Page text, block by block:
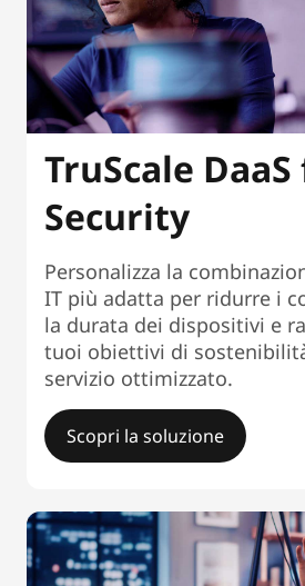
TruScale
Security
Personalizza la
IT più adatta per ridurre i
la durata dei dispositivi e
tuoi obiettivi di
servizio ottimizzato.
Scopri la soluzione